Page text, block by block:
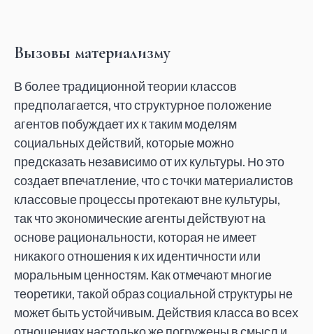
Вызовы материализму
В более традиционной теории классов
предполагается, что структурное положение
агентов побуждает их к таким моделям
социальных действий, которые можно
предсказать независимо от их культуры. Но это
создает впечатление, что с точки материалистов
классовые процессы протекают вне культуры,
так что экономические агенты действуют на
основе рациональности, которая не имеет
никакого отношения к их идентичности или
моральным ценностям. Как отмечают многие
теоретики, такой образ социальной структуры не
может быть устойчивым. Действия класса во всех